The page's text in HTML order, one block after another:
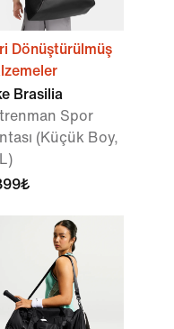
Dönüştürülmüş
Brasilia
Spor
(Küçük Boy,